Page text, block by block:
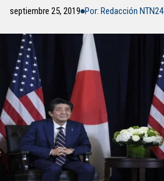
septiembre 25, 2019 Por: Redacción NTN24